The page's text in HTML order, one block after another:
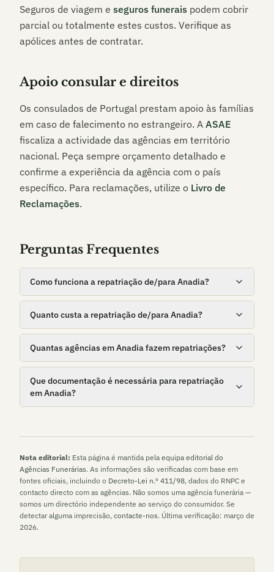
Seguros de viagem e seguros funerais podem cobrir
parcial ou totalmente estes custos. Verifique as
apólices antes de contratar.
Apoio consular e direitos
Os consulados de Portugal prestam apoio às famílias
em caso de falecimento no estrangeiro. A ASAE
fiscaliza a actividade das agências em território
nacional. Peça sempre orçamento detalhado e
confirme a experiência da agência com o país
específico. Para reclamações, utilize o Livro de
Reclamações.
Perguntas Frequentes
Como funciona a repatriação de/para Anadia?
Quanto custa a repatriação de/para Anadia?
Quantas agências em Anadia fazem repatriações?
Que documentação é necessária para repatriação
em Anadia?
Nota editorial: Esta página é mantida pela equipa editorial do
Agências Funerárias. As informações são verificadas com base em
fontes oficiais, incluindo o Decreto-Lei n.º 411/98, dados do RNPC e
contacto directo com as agências. Não somos uma agência funerária —
somos um directório independente ao serviço do consumidor. Se
detectar alguma imprecisão, contacte-nos. Última verificação: março de
2026.